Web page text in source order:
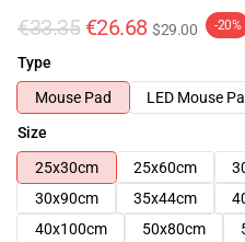
€33.35 €26.68 $29.00 -20%
Type
Mouse Pad
LED Mouse
Size
25x30cm
25x60cm
30x90cm
35x44cm
40x100cm
50x80cm